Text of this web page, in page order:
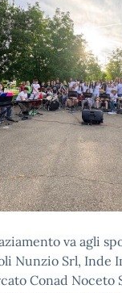
va agli
Nunzio Srl, Inde
Conad Noceto